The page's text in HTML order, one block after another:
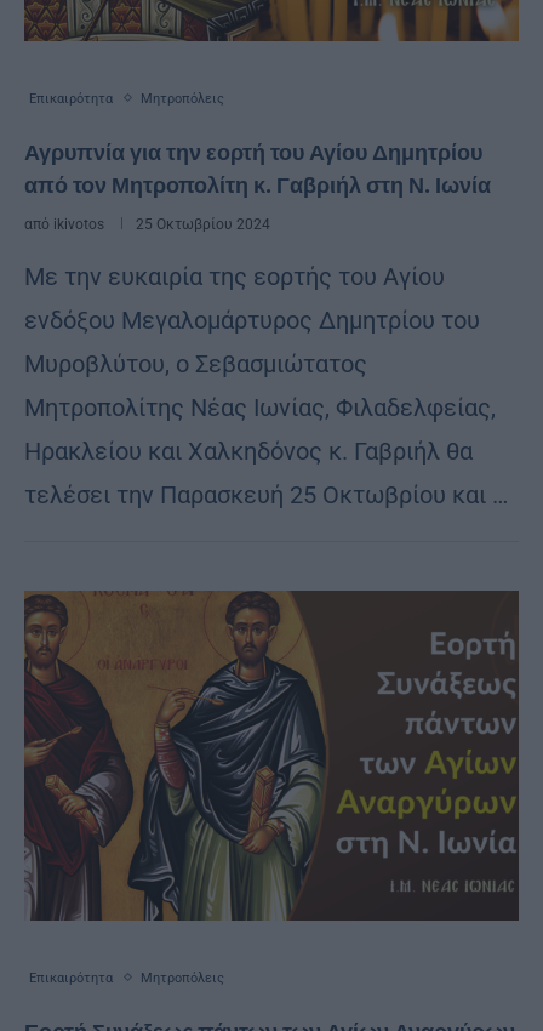
Επικαιρότητα Μητροπόλεις
Αγρυπνία για την εορτή του Αγίου Δημητρίου
από τον Μητροπολίτη κ. Γαβριήλ στη Ν. Ιωνία
από ikivotos 25 Οκτωβρίου 2024
Με την ευκαιρία της εορτής του Αγίου
ενδόξου Μεγαλομάρτυρος Δημητρίου του
Μυροβλύτου, ο Σεβασμιώτατος
Μητροπολίτης Νέας Ιωνίας, Φιλαδελφείας,
Ηρακλείου και Χαλκηδόνος κ. Γαβριήλ θα
τελέσει την Παρασκευή 25 Οκτωβρίου και …
Επικαιρότητα Μητροπόλεις